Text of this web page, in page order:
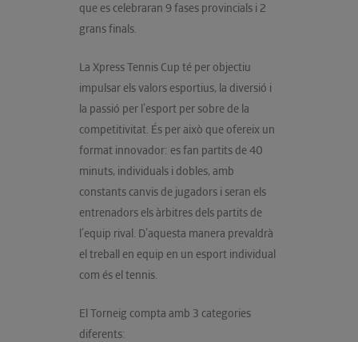
que es celebraran 9 fases provincials i 2
grans finals.
La Xpress Tennis Cup té per objectiu
impulsar els valors esportius, la diversió i
la passió per l’esport per sobre de la
competitivitat. És per això que ofereix un
format innovador: es fan partits de 40
minuts, individuals i dobles, amb
constants canvis de jugadors i seran els
entrenadors els àrbitres dels partits de
l’equip rival. D’aquesta manera prevaldrà
el treball en equip en un esport individual
com és el tennis.
El Torneig compta amb 3 categories
diferents: